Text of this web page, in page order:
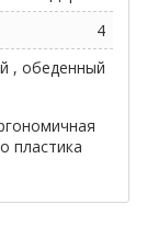
4
, обеденный
пластика